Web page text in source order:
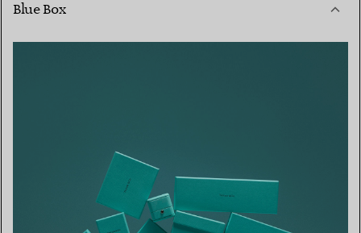
Blue Box